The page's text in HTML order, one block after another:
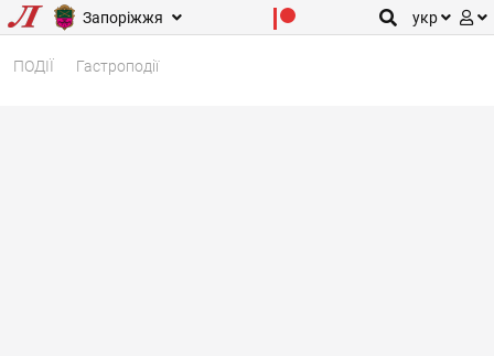
Запоріжжя укр
ПОДІЇ Гастроподії